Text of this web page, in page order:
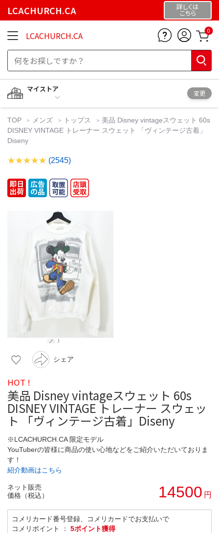
LCACHURCH.CA 詳しくは
こちら
LCACHURCH.CA 0
マイストア
変更
TOP メンズ トップス
美品 Disney vintageスウェット 60s
DISNEY VINTAGE トレーナー スウェット 「ヴィンテージ古着」
Diseny
(2545)
シェア
HOT !
美品 Disney vintageスウェット 60s
DISNEY VINTAGE トレーナー スウェッ
ト 「ヴィンテージ古着」Diseny
※LCACHURCH.CA 限定モデル
YouTuberの皆様に商品の使い心地などをご紹介いただいておりま
す！
紹介動画はこちら
ネット販売
価格（税込）
14500 円
コメリカード番号登録、コメリカードでお支払いで
コメリポイント ： 5ポイント獲得